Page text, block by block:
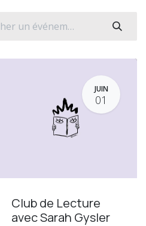
JUIN
01
Club de Lecture
avec Sarah Gysler